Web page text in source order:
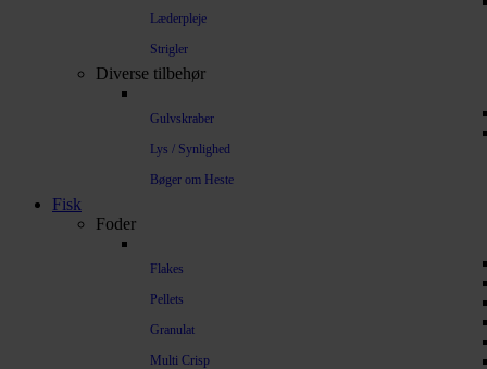
Læderpleje
Strigler
Diverse tilbehør
Gulvskraber
Lys / Synlighed
Bøger om Heste
Fisk
Foder
Flakes
Pellets
Granulat
Multi Crisp